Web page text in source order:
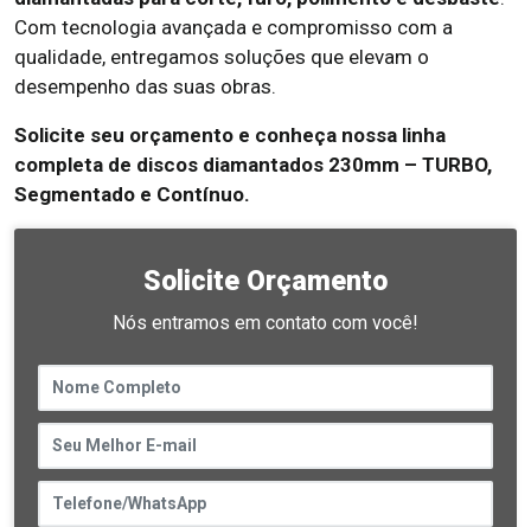
Com tecnologia avançada e compromisso com a
qualidade, entregamos soluções que elevam o
desempenho das suas obras.
Solicite seu orçamento e conheça nossa linha
completa de discos diamantados 230mm – TURBO,
Segmentado e Contínuo.
Solicite Orçamento
Nós entramos em contato com você!